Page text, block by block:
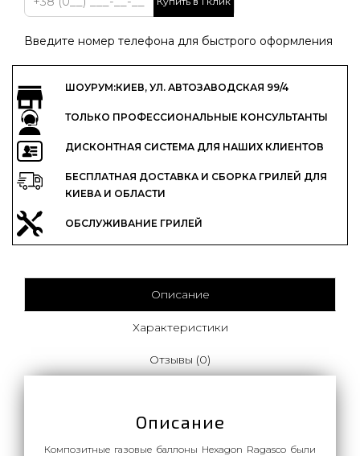
Введите номер телефона для быстрого оформления
ШОУРУМ:КИЕВ, УЛ. АВТОЗАВОДСКАЯ 99/4
ТОЛЬКО ПРОФЕССИОНАЛЬНЫЕ КОНСУЛЬТАНТЫ
ДИСКОНТНАЯ СИСТЕМА ДЛЯ НАШИХ КЛИЕНТОВ
БЕСПЛАТНАЯ ДОСТАВКА И СБОРКА ГРИЛЕЙ ДЛЯ
КИЕВА И ОБЛАСТИ
ОБСЛУЖИВАНИЕ ГРИЛЕЙ
Описание
Характеристики
Отзывы (0)
Описание
Композитные газовые баллоны Hexagon Ragasco были